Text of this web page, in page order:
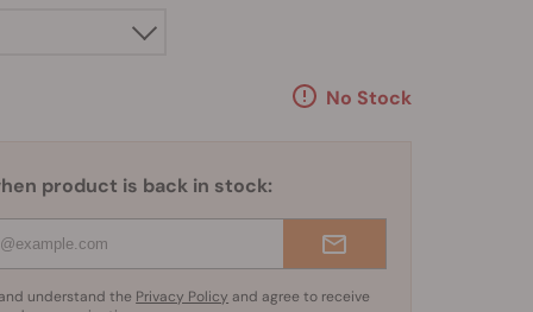
No Stock
product is back in stock:
understand the Privacy Policy and agree to receive